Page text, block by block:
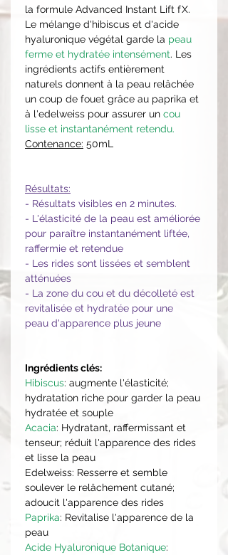
la formule Advanced Instant Lift fX.
Le mélange d'hibiscus et d'acide
hyaluronique végétal garde la peau
ferme et hydratée intensément. Les
ingrédients actifs entièrement
naturels donnent à la peau relâchée
un coup de fouet grâce au paprika et
à l'edelweiss pour assurer un cou
lisse et instantanément retendu.
Contenance: 50mL
Résultats:
- Résultats visibles en 2 minutes.
- L'élasticité de la peau est améliorée
pour paraître instantanément liftée,
raffermie et retendue
- Les rides sont lissées et semblent
atténuées
- La zone du cou et du décolleté est
revitalisée et hydratée pour une
peau d'apparence plus jeune
Ingrédients clés:
Hibiscus: augmente l'élasticité;
hydratation riche pour garder la peau
hydratée et souple
Acacia: Hydratant, raffermissant et
tenseur; réduit l'apparence des rides
et lisse la peau
Edelweiss: Resserre et semble
soulever le relâchement cutané;
adoucit l'apparence des rides
Paprika: Revitalise l'apparence de la
peau
Acide Hyaluronique Botanique: